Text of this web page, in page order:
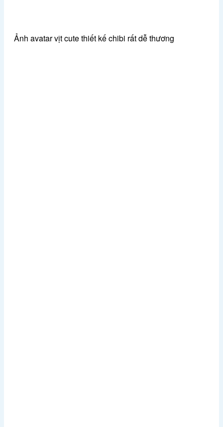
Ảnh avatar vịt cute thiết kế chibi rất dễ thương